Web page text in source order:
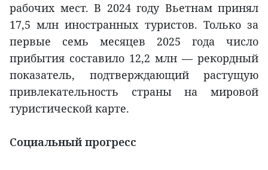
рабочих мест. В 2024 году Вьетнам принял
17,5 млн иностранных туристов. Только за
первые семь месяцев 2025 года число
прибытия составило 12,2 млн — рекордный
показатель, подтверждающий растущую
привлекательность страны на мировой
туристической карте.
Социальный прогресс